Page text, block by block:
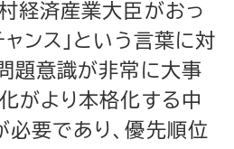
経済産業大臣がおっ
ャンス」という言葉に対
題意識が非常に大事
がより本格化する中
要であり、優先順位